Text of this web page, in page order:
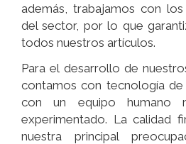
además, trabajamos con
del sector, por lo que
todos nuestros artículos.
Para el desarrollo de
contamos con tecnología
con un equipo humano
experimentado. La calidad
nuestra principal